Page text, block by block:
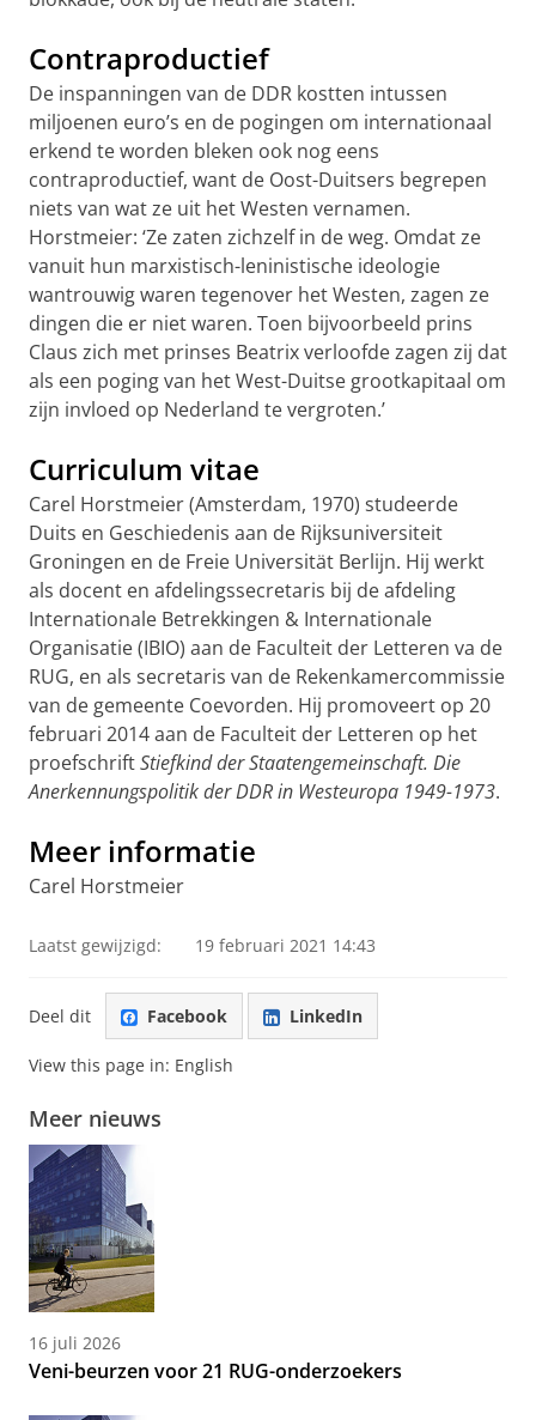
Contraproductief
De inspanningen van de DDR kostten intussen
miljoenen euro’s en de pogingen om internationaal
erkend te worden bleken ook nog eens
contraproductief, want de Oost-Duitsers begrepen
niets van wat ze uit het Westen vernamen.
Horstmeier: ‘Ze zaten zichzelf in de weg. Omdat ze
vanuit hun marxistisch-leninistische ideologie
wantrouwig waren tegenover het Westen, zagen ze
dingen die er niet waren. Toen bijvoorbeeld prins
Claus zich met prinses Beatrix verloofde zagen zij dat
als een poging van het West-Duitse grootkapitaal om
zijn invloed op Nederland te vergroten.’
Curriculum vitae
Carel Horstmeier (Amsterdam, 1970) studeerde
Duits en Geschiedenis aan de Rijksuniversiteit
Groningen en de Freie Universität Berlijn. Hij werkt
als docent en afdelingssecretaris bij de afdeling
Internationale Betrekkingen & Internationale
Organisatie (IBIO) aan de Faculteit der Letteren va de
RUG, en als secretaris van de Rekenkamercommissie
van de gemeente Coevorden. Hij promoveert op 20
februari 2014 aan de Faculteit der Letteren op het
proefschriftStiefkind der Staatengemeinschaft. Die
Anerkennungspolitik der DDR in Westeuropa 1949-1973.
Meer informatie
Carel Horstmeier
Laatst gewijzigd: 19 februari 2021 14:43
Deel dit Facebook LinkedIn
View this page in: English
Meer nieuws
16 juli 2026
Veni-beurzen voor 21 RUG-onderzoekers